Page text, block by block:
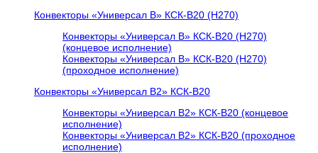
Конвекторы «Универсал В» КСК-В20 (H270)
Конвекторы «Универсал В» КСК-В20 (H270)
(концевое исполнение)
Конвекторы «Универсал В» КСК-В20 (H270)
(проходное исполнение)
Конвекторы «Универсал В2» КСК-В20
Конвекторы «Универсал В2» КСК-В20 (концевое
исполнение)
Конвекторы «Универсал В2» КСК-В20 (проходное
исполнение)